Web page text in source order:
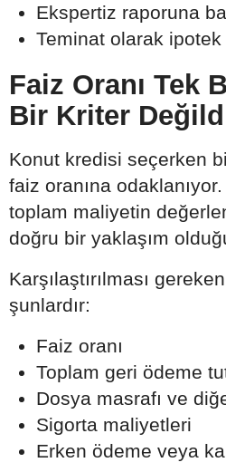
Ekspertiz raporuna
Teminat olarak
Faiz Oranı Tek
Bir Kriter
Konut kredisi seçerken
faiz oranına
toplam maliyetin
doğru bir yaklaşım
Karşılaştırılması
şunlardır:
Faiz oranı
Toplam geri ödeme
Dosya masrafı ve
Sigorta maliyetleri
Erken ödeme veya